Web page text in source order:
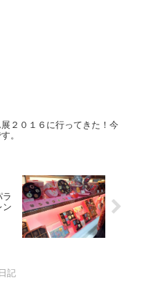
２０１６に行ってきた！今
。
ン
記